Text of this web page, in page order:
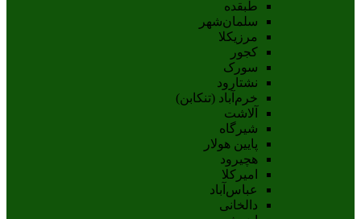
طبقده
سلمان‌شهر
مرزیکلا
کجور
سورک
نشتارود
خرم‌آباد (تنکابن)
آلاشت
شیرگاه
پایین هولار
هچیرود
امیرکلا
عباس‌آباد
دالخانی